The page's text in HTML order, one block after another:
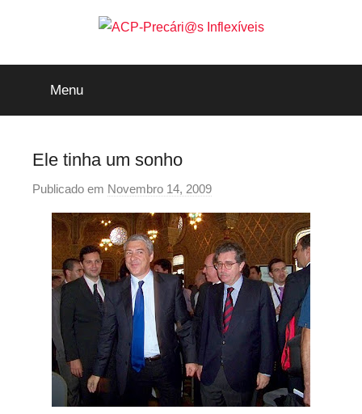
ACP-
Precári@s
Inflexíveis
Menu
Ele tinha um sonho
Publicado em Novembro 14, 2009
o
r
p
r
e
r
o